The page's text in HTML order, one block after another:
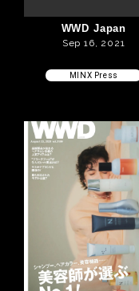
WWD Japan
Sep 16, 2021
MINX Press